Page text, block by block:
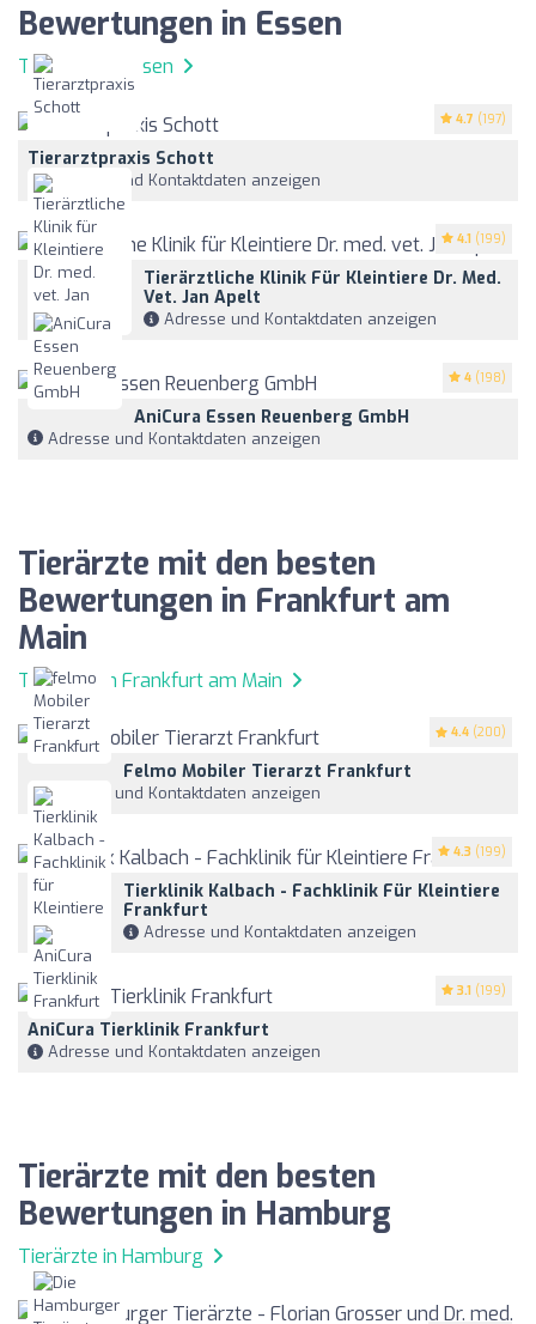
Bewertungen in Essen
Tierärzte in Essen
4.7 (197)
Tierarztpraxis Schott
Adresse und Kontaktdaten anzeigen
4.1 (199)
Tierärztliche Klinik Für Kleintiere Dr. Med.
Vet. Jan Apelt
Adresse und Kontaktdaten anzeigen
4 (198)
AniCura Essen Reuenberg GmbH
Adresse und Kontaktdaten anzeigen
Tierärzte mit den besten
Bewertungen in Frankfurt am
Main
Tierärzte in Frankfurt am Main
4.4 (200)
Felmo Mobiler Tierarzt Frankfurt
Adresse und Kontaktdaten anzeigen
4.3 (199)
Tierklinik Kalbach - Fachklinik Für Kleintiere
Frankfurt
Adresse und Kontaktdaten anzeigen
3.1 (199)
AniCura Tierklinik Frankfurt
Adresse und Kontaktdaten anzeigen
Tierärzte mit den besten
Bewertungen in Hamburg
Tierärzte in Hamburg